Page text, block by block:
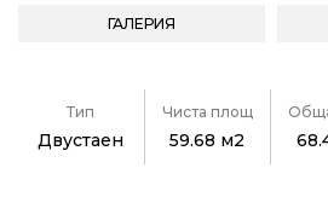
ГАЛЕРИЯ
Тип
Двустаен
Чиста площ
59.68 м2